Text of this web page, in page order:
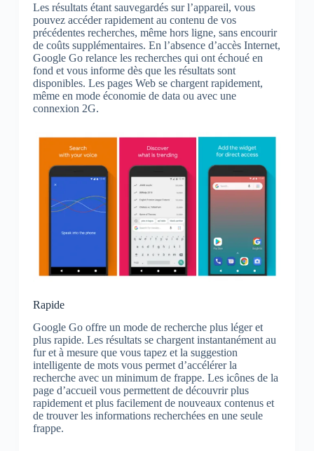
Les résultats étant sauvegardés sur l’appareil, vous
pouvez accéder rapidement au contenu de vos
précédentes recherches, même hors ligne, sans encourir
de coûts supplémentaires. En l’absence d’accès Internet,
Google Go relance les recherches qui ont échoué en
fond et vous informe dès que les résultats sont
disponibles. Les pages Web se chargent rapidement,
même en mode économie de data ou avec une
connexion 2G.
Rapide
Google Go offre un mode de recherche plus léger et
plus rapide. Les résultats se chargent instantanément au
fur et à mesure que vous tapez et la suggestion
intelligente de mots vous permet d’accélérer la
recherche avec un minimum de frappe. Les icônes de la
page d’accueil vous permettent de découvrir plus
rapidement et plus facilement de nouveaux contenus et
de trouver les informations recherchées en une seule
frappe.